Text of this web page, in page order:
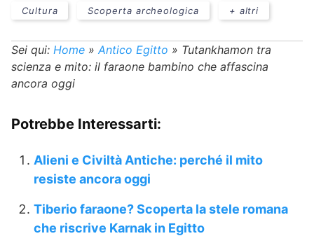
Cultura Scoperta archeologica + altri
Sei qui: Home » Antico Egitto » Tutankhamon tra
scienza e mito: il faraone bambino che affascina
ancora oggi
Potrebbe Interessarti:
Alieni e Civiltà Antiche: perché il mito
resiste ancora oggi
Tiberio faraone? Scoperta la stele romana
che riscrive Karnak in Egitto